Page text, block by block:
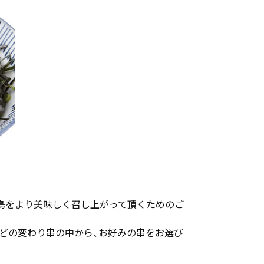
をより美味しく召し上がって頂くためのご
の変わり串の中から、お好みの串をお選び